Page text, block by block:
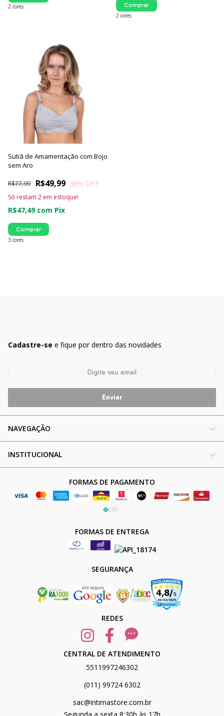
2 cores
2 cores
Comprar
Sutiã de Amamentação com Bojo
sem Aro
R$49,99
R$77,99 36% OFF
R$47,49 com Pix
Só restam 2 em estoque!
3 cores
Comprar
Cadastre-se e fique por dentro das novidades
NAVEGAÇÃO
INSTITUCIONAL
FORMAS DE PAGAMENTO
FORMAS DE ENTREGA
SEGURANÇA
REDES
CENTRAL DE ATENDIMENTO
5511997246302
(011) 99724 6302
sac@intimastore.com.br